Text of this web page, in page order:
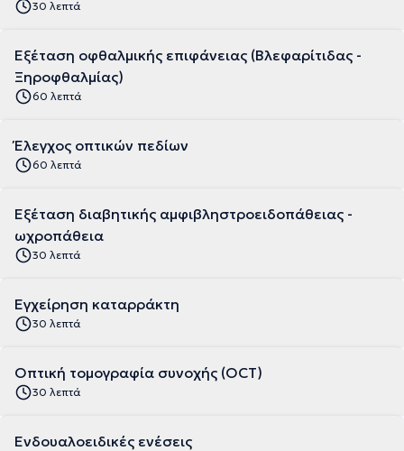
30 λεπτά
Εξέταση οφθαλμικής επιφάνειας (Βλεφαρίτιδας -
Ξηροφθαλμίας)
60 λεπτά
Έλεγχος οπτικών πεδίων
60 λεπτά
Εξέταση διαβητικής αμφιβληστροειδοπάθειας -
ωχροπάθεια
30 λεπτά
Εγχείρηση καταρράκτη
30 λεπτά
Οπτική τομογραφία συνοχής (OCT)
30 λεπτά
Ενδουαλοειδικές ενέσεις